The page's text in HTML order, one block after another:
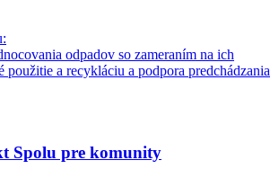
odpadov so zameraním na ich
použitie a recykláciu a podpora predchádzania
Spolu pre komunity